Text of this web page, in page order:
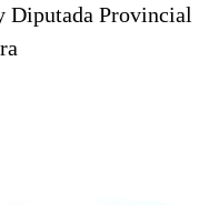
Diputada Provincial